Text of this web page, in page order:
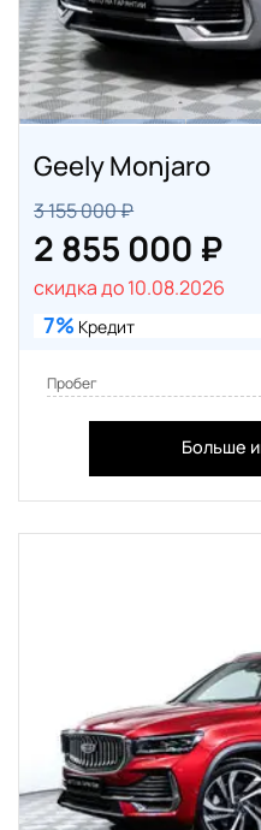
Geely Monjaro
3 155 000 ₽
2 855 000 ₽
скидка до 10.08.2026
7% Кредит
Пробег
Больше